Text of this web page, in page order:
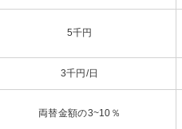
5千円
3千円/日
両替金額の3~10％